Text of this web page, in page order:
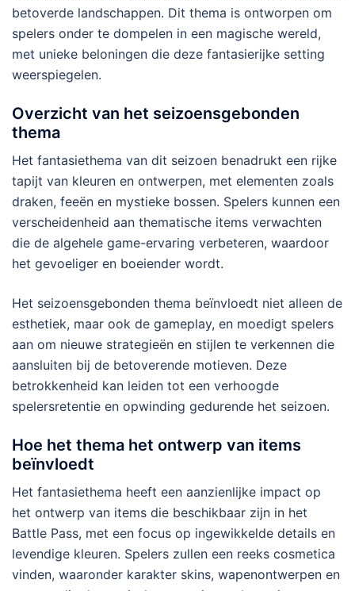
betoverde landschappen. Dit thema is ontworpen om
spelers onder te dompelen in een magische wereld,
met unieke beloningen die deze fantasierijke setting
weerspiegelen.
Overzicht van het seizoensgebonden
thema
Het fantasiethema van dit seizoen benadrukt een rijke
tapijt van kleuren en ontwerpen, met elementen zoals
draken, feeën en mystieke bossen. Spelers kunnen een
verscheidenheid aan thematische items verwachten
die de algehele game-ervaring verbeteren, waardoor
het gevoeliger en boeiender wordt.
Het seizoensgebonden thema beïnvloedt niet alleen de
esthetiek, maar ook de gameplay, en moedigt spelers
aan om nieuwe strategieën en stijlen te verkennen die
aansluiten bij de betoverende motieven. Deze
betrokkenheid kan leiden tot een verhoogde
spelersretentie en opwinding gedurende het seizoen.
Hoe het thema het ontwerp van items
beïnvloedt
Het fantasiethema heeft een aanzienlijke impact op
het ontwerp van items die beschikbaar zijn in het
Battle Pass, met een focus op ingewikkelde details en
levendige kleuren. Spelers zullen een reeks cosmetica
vinden, waaronder karakter skins, wapenontwerpen en